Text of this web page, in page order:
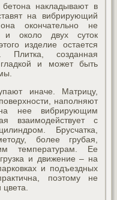
накладывают в
на вибрирующий
окончательно не
и около двух суток
изделие остается
созданная
и может быть
иначе. Матрицу,
наполняют
нее вибрирующим
взаимодействует с
Брусчатка,
более грубая,
температурам. Ее
и движение – на
и подъездных
поэтому не